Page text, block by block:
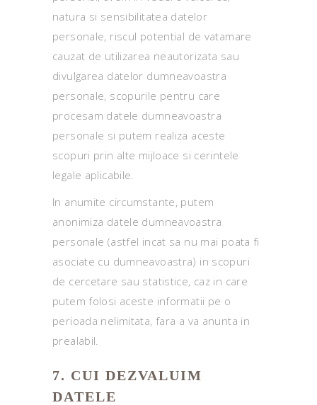
natura si sensibilitatea datelor
personale, riscul potential de vatamare
cauzat de utilizarea neautorizata sau
divulgarea datelor dumneavoastra
personale, scopurile pentru care
procesam datele dumneavoastra
personale si putem realiza aceste
scopuri prin alte mijloace si cerintele
legale aplicabile.
In anumite circumstante, putem
anonimiza datele dumneavoastra
personale (astfel incat sa nu mai poata fi
asociate cu dumneavoastra) in scopuri
de cercetare sau statistice, caz in care
putem folosi aceste informatii pe o
perioada nelimitata, fara a va anunta in
prealabil.
7. CUI DEZVALUIM
DATELE